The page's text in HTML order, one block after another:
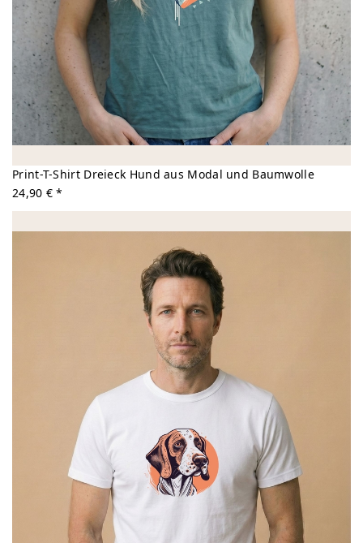
Print-T-Shirt Dreieck Hund aus Modal und Baumwolle
24,90 € *